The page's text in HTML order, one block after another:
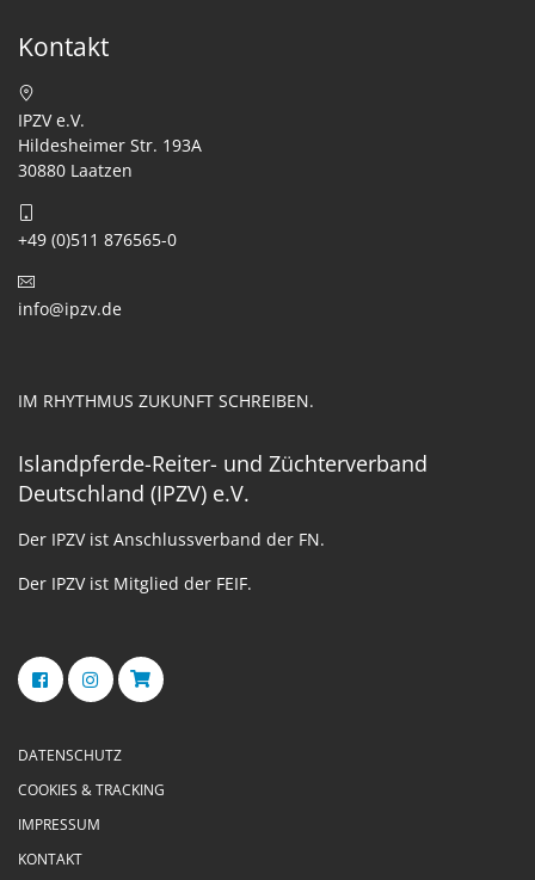
Kontakt
IPZV e.V.
Hildesheimer Str. 193A
30880 Laatzen
+49 (0)511 876565-0
info@ipzv.de
IM RHYTHMUS ZUKUNFT SCHREIBEN.
Islandpferde-Reiter- und Züchterverband
Deutschland (IPZV) e.V.
Der IPZV ist Anschlussverband der FN.
Der IPZV ist Mitglied der FEIF.
DATENSCHUTZ
COOKIES & TRACKING
IMPRESSUM
KONTAKT